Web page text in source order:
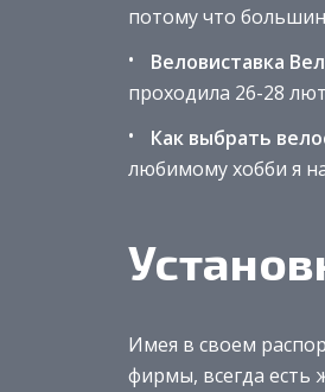
потому что
Веловиставка
проходила 26-28
Как выбрать
любимому хобби я
Имея в своем
фирмы, всегда есть